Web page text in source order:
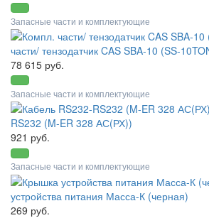
Запасные части и комплектующие
части/ тензодатчик CAS SBA-10 (SS-
78 615 руб.
Запасные части и комплектующие
RS232 (M-ER 328 АС(РХ))
921 руб.
Запасные части и комплектующие
устройства питания Масса-К (черная)
269 руб.